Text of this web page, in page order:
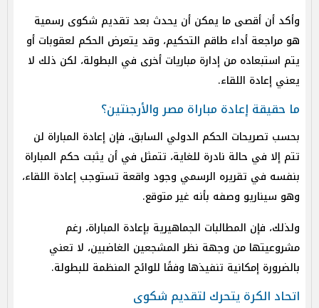
وأكد أن أقصى ما يمكن أن يحدث بعد تقديم شكوى رسمية
هو مراجعة أداء طاقم التحكيم، وقد يتعرض الحكم لعقوبات أو
يتم استبعاده من إدارة مباريات أخرى في البطولة، لكن ذلك لا
يعني إعادة اللقاء.
ما حقيقة إعادة مباراة مصر والأرجنتين؟
بحسب تصريحات الحكم الدولي السابق، فإن إعادة المباراة لن
تتم إلا في حالة نادرة للغاية، تتمثل في أن يثبت حكم المباراة
بنفسه في تقريره الرسمي وجود واقعة تستوجب إعادة اللقاء،
وهو سيناريو وصفه بأنه غير متوقع.
ولذلك، فإن المطالبات الجماهيرية بإعادة المباراة، رغم
مشروعيتها من وجهة نظر المشجعين الغاضبين، لا تعني
بالضرورة إمكانية تنفيذها وفقًا للوائح المنظمة للبطولة.
اتحاد الكرة يتحرك لتقديم شكوى